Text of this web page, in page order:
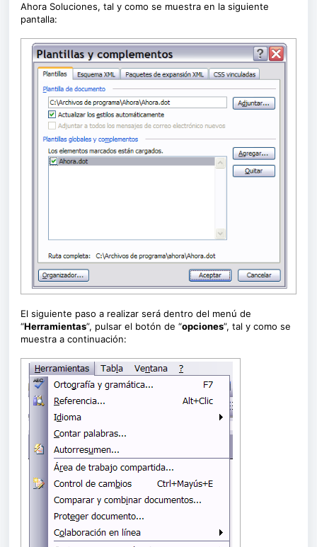
Ahora Soluciones, tal y como se muestra en la siguiente
pantalla:
El siguiente paso a realizar será dentro del menú de
“Herramientas”, pulsar el botón de “opciones”, tal y como se
muestra a continuación: